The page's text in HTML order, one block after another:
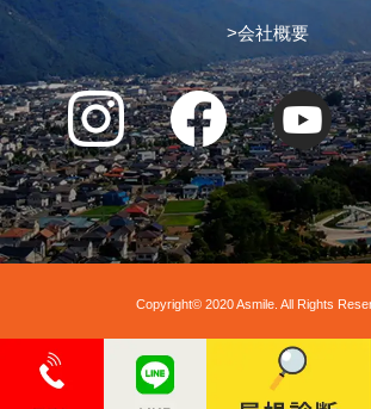
>会社概要
Copyright© 2020 Asmile. All Rights